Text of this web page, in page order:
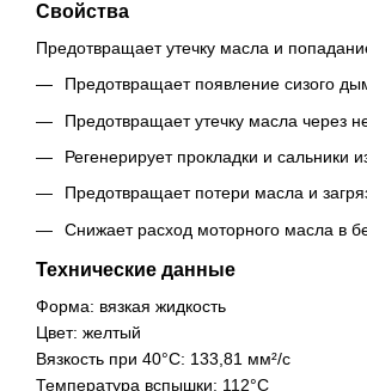
Свойства
Предотвращает утечку масла и
Предотвращает появление сизого
Предотвращает утечку масла через
Регенерирует прокладки и сальники
Предотвращает потери масла и
Снижает расход моторного масла в
Технические данные
Форма: вязкая жидкость
Цвет: желтый
Вязкость при 40°C: 133,81 мм²/с
Температура вспышки: 112°C